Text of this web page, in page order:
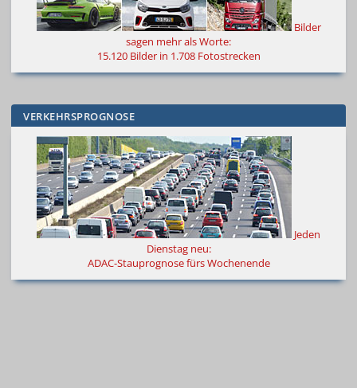
Bilder
sagen mehr als Worte:
15.120 Bilder in 1.708 Fotostrecken
VERKEHRSPROGNOSE
Jeden
Dienstag neu:
ADAC-Stauprognose fürs Wochenende